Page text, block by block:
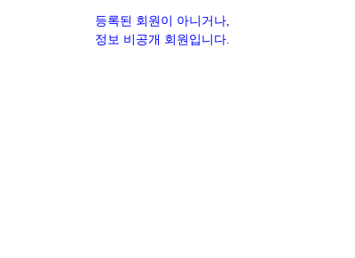
등록된 회원이 아니거나,
정보 비공개 회원입니다.